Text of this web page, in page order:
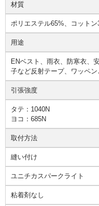
材質
ポリエステル65%、コットン
用途
ENベスト、雨衣、防寒衣、
子など反射テープ、ワッペン
引張強度
タテ：1040N
ヨコ：685N
取付方法
縫い付け
ユニチカスパークライト
粘着剤なし